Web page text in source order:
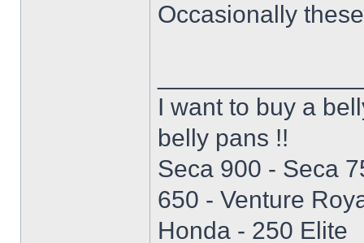
Occasionally
I want to buy a
belly pans !!
Seca 900 - Seca
650 - Venture
Honda - 250 Elite